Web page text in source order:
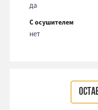
да
С осушителем
нет